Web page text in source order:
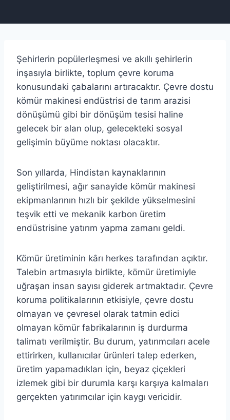
Şehirlerin popülerleşmesi ve akıllı şehirlerin
inşasıyla birlikte, toplum çevre koruma
konusundaki çabalarını artıracaktır. Çevre dostu
kömür makinesi endüstrisi de tarım arazisi
dönüşümü gibi bir dönüşüm tesisi haline
gelecek bir alan olup, gelecekteki sosyal
gelişimin büyüme noktası olacaktır.
Son yıllarda, Hindistan kaynaklarının
geliştirilmesi, ağır sanayide kömür makinesi
ekipmanlarının hızlı bir şekilde yükselmesini
teşvik etti ve mekanik karbon üretim
endüstrisine yatırım yapma zamanı geldi.
Kömür üretiminin kârı herkes tarafından açıktır.
Talebin artmasıyla birlikte, kömür üretimiyle
uğraşan insan sayısı giderek artmaktadır. Çevre
koruma politikalarının etkisiyle, çevre dostu
olmayan ve çevresel olarak tatmin edici
olmayan kömür fabrikalarının iş durdurma
talimatı verilmiştir. Bu durum, yatırımcıları acele
ettirirken, kullanıcılar ürünleri talep ederken,
üretim yapamadıkları için, beyaz çiçekleri
izlemek gibi bir durumla karşı karşıya kalmaları
gerçekten yatırımcılar için kaygı vericidir.